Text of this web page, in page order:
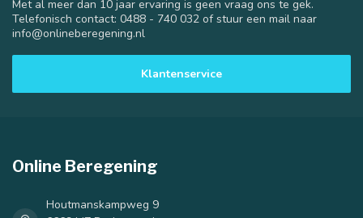
Met al meer dan 10 jaar ervaring is geen vraag ons te gek.
Telefonisch contact: 0488 - 740 032 of stuur een mail naar
info@onlineberegening.nl
Klantenservice
Online Beregening
Houtmanskampweg 9